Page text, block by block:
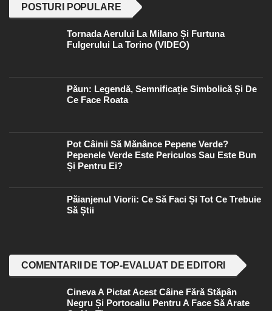
POSTURI POPULARE
Tornada Aerului La Milano Și Furtuna
Fulgerului La Torino (VIDEO)
Păun: Legendă, Semnificație Simbolică Și De
Ce Face Roata
Pot Câinii Să Mănânce Pepene Verde?
Pepenele Verde Este Periculos Sau Este Bun
Și Pentru Ei?
Păianjenul Viorii: Ce Să Faci Și Tot Ce Trebuie
Să Știi
COMENTARII DE TOP-EVALUAT DE EDITORI
Cineva A Pictat Acest Câine Fără Stăpân
Negru Și Portocaliu Pentru A Face Să Arate